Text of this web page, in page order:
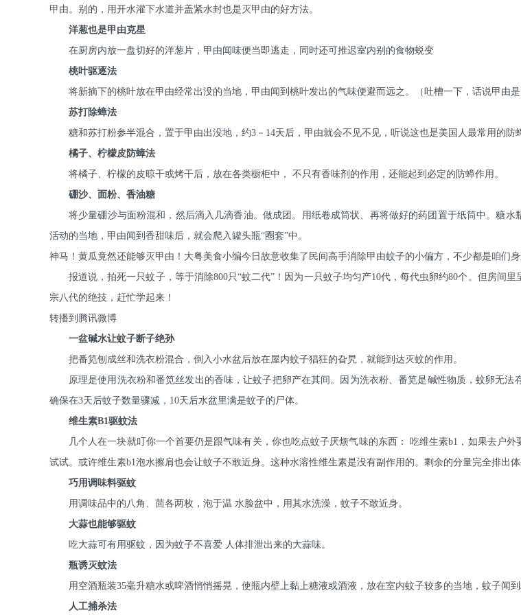
甲由。别的，用开水灌下水道并盖紧水封也是灭甲由的好方法。
洋葱也是甲由克星
在厨房内放一盘切好的洋葱片，甲由闻味便当即逃走，同时还可推迟室内别的食物蜕变
桃叶驱逐法
将新摘下的桃叶放在甲由经常出没的当地，甲由闻到桃叶发出的气味便避而远之。（吐槽一下，话说甲由是
苏打除蟑法
糖和苏打粉参半混合，置于甲由出没地，约3－14天后，甲由就会不见不见，听说这也是美国人最常用的防
橘子、柠檬皮防蟑法
将橘子、柠檬的皮晾干或烤干后，放在各类橱柜中， 不只有香味剂的作用，还能起到必定的防蟑作用。
硼沙、面粉、香油糖
将少量硼沙与面粉混和，然后滴入几滴香油。做成团。用纸卷成筒状、再将做好的药团置于纸筒中。糖
活动的当地，甲由闻到香甜味后，就会爬入罐头瓶“圈套”中。
神马！黄瓜竟然还能够灭甲由！大粤美食小编今日故意收集了民间高手消除甲由蚊子的小偏方，不少都是咱们身
报道说，拍死一只蚊子，等于消除800只“蚊二代”！因为一只蚊子均匀产10代，每代虫卵约80个。但房间
宗八代的绝技，赶忙学起来！
转播到腾讯微博
一盆碱水让蚊子断子绝孙
把番笕刨成丝和洗衣粉混合，倒入小水盆后放在屋内蚊子猖狂的旮旯，就能到达灭蚊的作用。
原理是使用洗衣粉和番笕丝发出的香味，让蚊子把卵产在其间。因为洗衣粉、番笕是碱性物质，蚊卵无
确保在3天后蚊子数量骤减，10天后水盆里满是蚊子的尸体。
维生素B1驱蚊法
几个人在一块就叮你一个首要仍是跟气味有关，你也吃点蚊子厌烦气味的东西： 吃维生素b1，如果去户
试试。或许维生素b1泡水擦肩也会让蚊子不敢近身。这种水溶性维生素是没有副作用的。剩余的分量完全排出体
巧用调味料驱蚊
用调味品中的八角、茴各两枚，泡于温 水脸盆中，用其水洗澡，蚊子不敢近身。
大蒜也能够驱蚊
吃大蒜可有用驱蚊，因为蚊子不喜爱 人体排泄出来的大蒜味。
瓶诱灭蚊法
用空酒瓶装35毫升糖水或啤酒悄悄摇晃，使瓶内壁上黏上糖液或酒液，放在室内蚊子较多的当地，蚊子闻
人工捕杀法